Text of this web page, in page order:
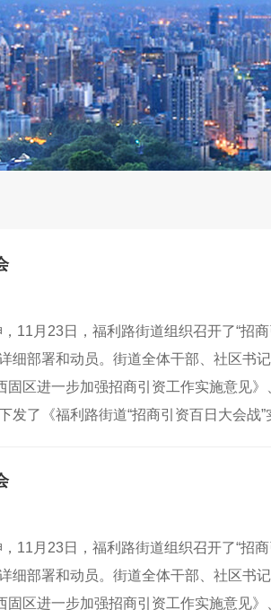
11月23日，福利路街道组织召开了“招
细部署和动员。街道全体干部、社区书
区进一步加强招商引资工作实施意见》
了《福利路街道“招商引资百日大会战”
11月23日，福利路街道组织召开了“招
细部署和动员。街道全体干部、社区书
区进一步加强招商引资工作实施意见》